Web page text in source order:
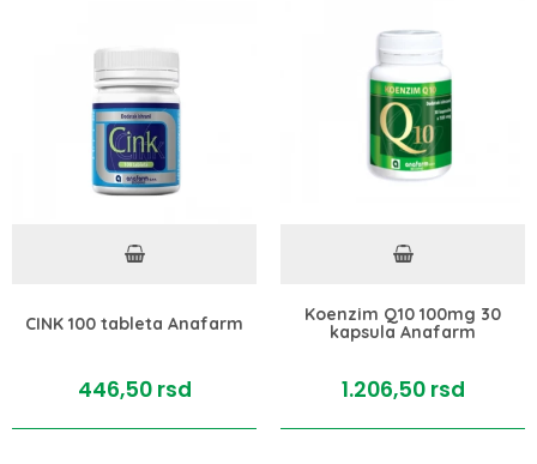
CINK 100 tableta Anafarm
446,50 rsd
Koenzim Q10 100mg 30
kapsula Anafarm
1.206,50 rsd